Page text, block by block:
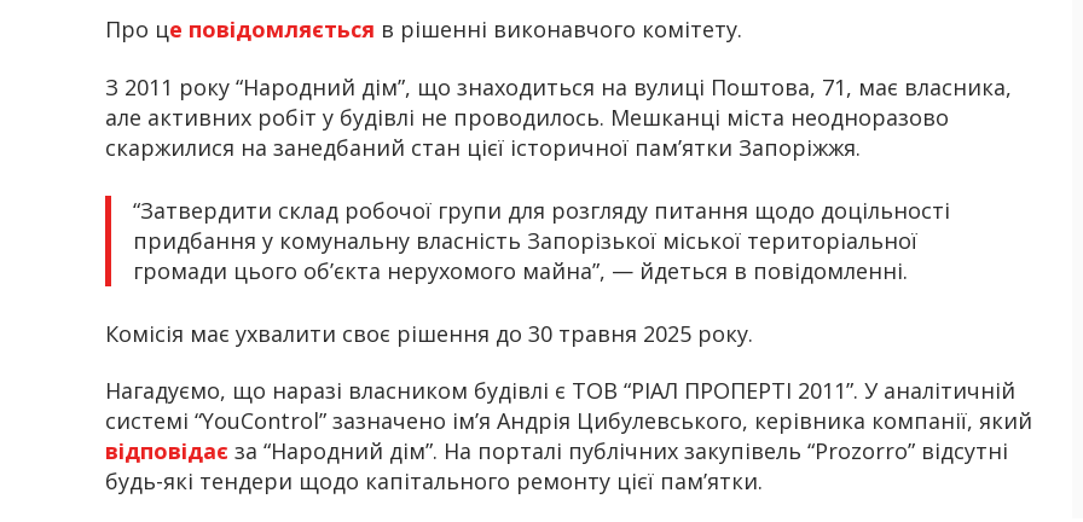
Про це повідомляється в рішенні виконавчого комітету.
З 2011 року “Народний дім”, що знаходиться на вулиці Поштова, 71, має власника,
але активних робіт у будівлі не проводилось. Мешканці міста неодноразово
скаржилися на занедбаний стан цієї історичної пам’ятки Запоріжжя.
“Затвердити склад робочої групи для розгляду питання щодо доцільності
придбання у комунальну власність Запорізької міської територіальної
громади цього об’єкта нерухомого майна”, — йдеться в повідомленні.
Комісія має ухвалити своє рішення до 30 травня 2025 року.
Нагадуємо, що наразі власником будівлі є ТОВ “РІАЛ ПРОПЕРТІ 2011”. У аналітичній
системі “YouControl” зазначено ім’я Андрія Цибулевського, керівника компанії, який
відповідає за “Народний дім”. На порталі публічних закупівель “Prozorro” відсутні
будь-які тендери щодо капітального ремонту цієї пам’ятки.